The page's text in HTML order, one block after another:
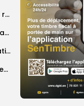
Abdoulaye Faye, cocher le temps du Magal, rêve d’un lendemain meilleur
Magal 2026 : Dakar Dem Dikk mobilise 939 rotations et transporte près...
Grand Magal : 289 arrestations lors d’opérations préventives de sécurisation
‎Afro basket U18 féminin : seize Lioncelles retenues pour l’étape finale de...